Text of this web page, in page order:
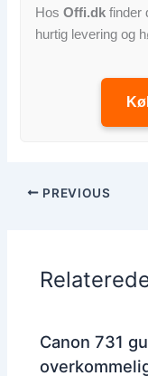
HosOffi.dk finder
hurtig levering og
PREVIOUS
Canon 731